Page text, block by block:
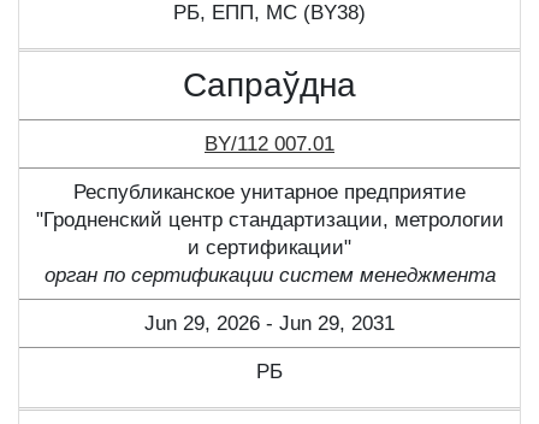
РБ, ЕПП, МС (BY38)
Сапраўдна
BY/112 007.01
Республиканское унитарное предприятие
"Гродненский центр стандартизации, метрологии
и сертификации"
орган по сертификации систем менеджмента
Jun 29, 2026 - Jun 29, 2031
РБ